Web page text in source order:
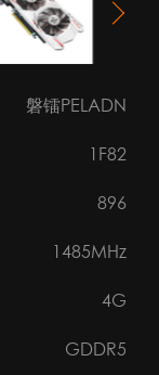
磐镭PELADN
1F82
896
1485MHz
4G
GDDR5